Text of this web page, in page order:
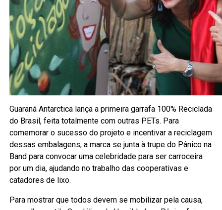
Guaraná Antarctica lança a primeira garrafa 100% Reciclada
do Brasil, feita totalmente com outras PETs. Para
comemorar o sucesso do projeto e incentivar a reciclagem
dessas embalagens, a marca se junta à trupe do Pânico na
Band para convocar uma celebridade para ser carroceira
por um dia, ajudando no trabalho das cooperativas e
catadores de lixo.
Para mostrar que todos devem se mobilizar pela causa,